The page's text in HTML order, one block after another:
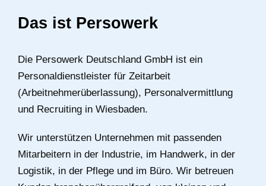
Das ist Persowerk
Die Persowerk Deutschland GmbH ist ein
Personaldienstleister für Zeitarbeit
(Arbeitnehmerüberlassung), Personalvermittlung
und Recruiting in Wiesbaden.
Wir unterstützen Unternehmen mit passenden
Mitarbeitern in der Industrie, im Handwerk, in der
Logistik, in der Pflege und im Büro. Wir betreuen